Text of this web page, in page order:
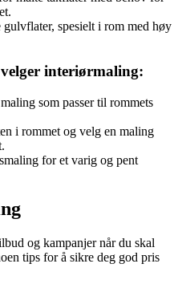
gulvflater, spesielt i rom med høy
interiørmaling:
som passer til rommets
i rommet og velg en maling
for et varig og pent
og kampanjer når du skal
tips for å sikre deg god pris